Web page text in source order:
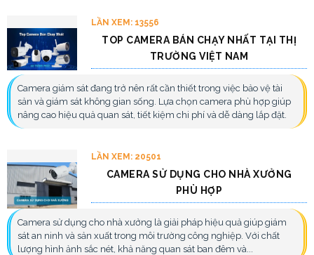
LẦN XEM: 13556
TOP CAMERA BÁN CHẠY NHẤT TẠI THỊ
TRƯỜNG VIỆT NAM
Camera giám sát đang trở nên rất cần thiết trong việc bảo vệ tài
sản và giám sát không gian sống. Lựa chọn camera phù hợp giúp
nâng cao hiệu quả quan sát, tiết kiệm chi phí và dễ dàng lắp đặt.
LẦN XEM: 20501
CAMERA SỬ DỤNG CHO NHÀ XƯỞNG
PHÙ HỢP
Camera sử dụng cho nhà xưởng là giải pháp hiệu quả giúp giám
sát an ninh và sản xuất trong môi trường công nghiệp. Với chất
lượng hình ảnh sắc nét, khả năng quan sát ban đêm và...